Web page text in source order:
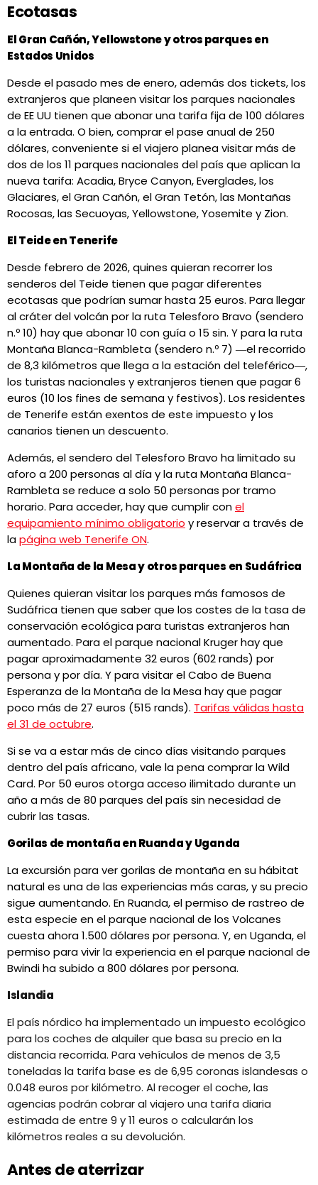
Ecotasas
El Gran Cañón, Yellowstone y otros parques en
Estados Unidos
Desde el pasado mes de enero, además dos tickets, los
extranjeros que planeen visitar los parques nacionales
de EE UU tienen que abonar una tarifa fija de 100 dólares
a la entrada. O bien, comprar el pase anual de 250
dólares, conveniente si el viajero planea visitar más de
dos de los 11 parques nacionales del país que aplican la
nueva tarifa: Acadia, Bryce Canyon, Everglades, los
Glaciares, el Gran Cañón, el Gran Tetón, las Montañas
Rocosas, las Secuoyas, Yellowstone, Yosemite y Zion.
El Teide en Tenerife
Desde febrero de 2026, quines quieran recorrer los
senderos del Teide tienen que pagar diferentes
ecotasas que podrían sumar hasta 25 euros. Para llegar
al cráter del volcán por la ruta Telesforo Bravo (sendero
n.º 10) hay que abonar 10 con guía o 15 sin. Y para la ruta
Montaña Blanca-Rambleta (sendero n.º 7) ―el recorrido
de 8,3 kilómetros que llega a la estación del teleférico―,
los turistas nacionales y extranjeros tienen que pagar 6
euros (10 los fines de semana y festivos). Los residentes
de Tenerife están exentos de este impuesto y los
canarios tienen un descuento.
Además, el sendero del Telesforo Bravo ha limitado su
aforo a 200 personas al día y la ruta Montaña Blanca-
Rambleta se reduce a solo 50 personas por tramo
horario. Para acceder, hay que cumplir conel
equipamiento mínimo obligatorio y reservar a través de
lapágina web Tenerife ON.
La Montaña de la Mesa y otros parques en Sudáfrica
Quienes quieran visitar los parques más famosos de
Sudáfrica tienen que saber que los costes de la tasa de
conservación ecológica para turistas extranjeros han
aumentado. Para el parque nacional Kruger hay que
pagar aproximadamente 32 euros (602 rands) por
persona y por día. Y para visitar el Cabo de Buena
Esperanza de la Montaña de la Mesa hay que pagar
poco más de 27 euros (515 rands). Tarifas válidas hasta
el 31 de octubre.
Si se va a estar más de cinco días visitando parques
dentro del país africano, vale la pena comprar la Wild
Card. Por 50 euros otorga acceso ilimitado durante un
año a más de 80 parques del país sin necesidad de
cubrir las tasas.
Gorilas de montaña en Ruanda y Uganda
La excursión para ver gorilas de montaña en su hábitat
natural es una de las experiencias más caras, y su precio
sigue aumentando. En Ruanda, el permiso de rastreo de
esta especie en el parque nacional de los Volcanes
cuesta ahora 1.500 dólares por persona. Y, en Uganda, el
permiso para vivir la experiencia en el parque nacional de
Bwindi ha subido a 800 dólares por persona.
Islandia
El país nórdico ha implementado un impuesto ecológico
para los coches de alquiler que basa su precio en la
distancia recorrida. Para vehículos de menos de 3,5
toneladas la tarifa base es de 6,95 coronas islandesas o
0.048 euros por kilómetro. Al recoger el coche, las
agencias podrán cobrar al viajero una tarifa diaria
estimada de entre 9 y 11 euros o calcularán los
kilómetros reales a su devolución.
Antes de aterrizar